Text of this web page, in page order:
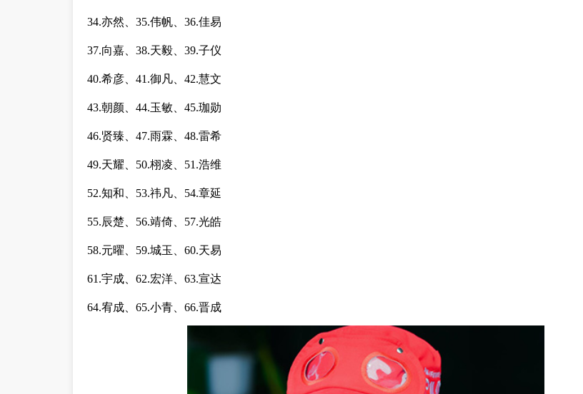
34.亦然、35.伟帆、36.佳易
37.向嘉、38.天毅、39.子仪
40.希彦、41.御凡、42.慧文
43.朝颜、44.玉敏、45.珈勋
46.贤臻、47.雨霖、48.雷希
49.天耀、50.栩凌、51.浩维
52.知和、53.祎凡、54.章延
55.辰楚、56.靖倚、57.光皓
58.元曜、59.城玉、60.天易
61.宇成、62.宏洋、63.宣达
64.宥成、65.小青、66.晋成